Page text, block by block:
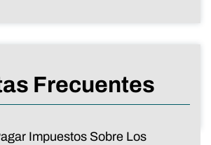
Frecuentes
Impuestos Sobre Los